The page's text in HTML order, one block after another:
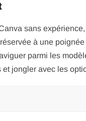
sans expérience,
à une poignée
parmi les
et jongler avec les